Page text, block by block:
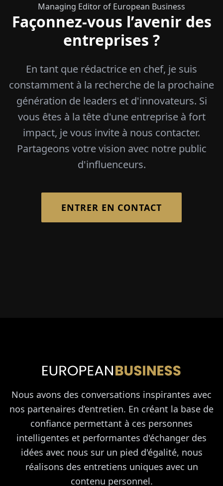
Managing Editor of European Business
Façonnez-vous l’avenir des
entreprises ?
En tant que rédactrice en chef, je suis
constamment à la recherche de la prochaine
génération de leaders et d'innovateurs. Si
vous êtes à la tête d'une entreprise à fort
impact, je vous invite à nous contacter.
Partageons votre vision avec notre public
d'influenceurs.
ENTRER EN CONTACT
Nous avons des conversations inspirantes avec
nos partenaires d’entretien. En créant la base de
confiance permettant à ces personnes
intelligentes et performantes d'échanger des
idées avec nous sur un pied d'égalité, nous
réalisons des entretiens uniques avec un
contenu personnel.